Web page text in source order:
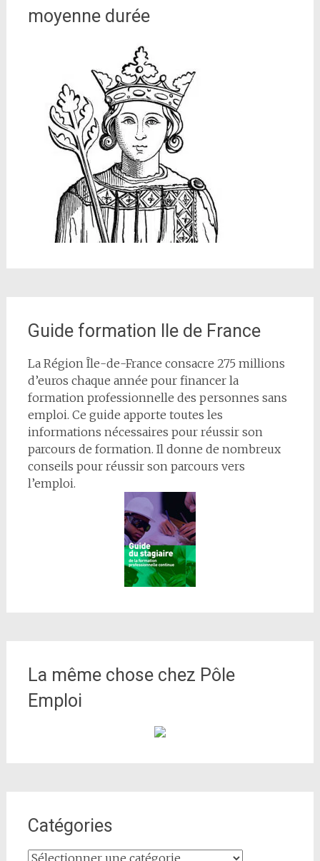
moyenne durée
Guide formation Ile de France
La Région Île-de-France consacre 275 millions
d’euros chaque année pour financer la
formation professionnelle des personnes sans
emploi. Ce guide apporte toutes les
informations nécessaires pour réussir son
parcours de formation. Il donne de nombreux
conseils pour réussir son parcours vers
l’emploi.
La même chose chez Pôle
Emploi
Catégories
Catégories